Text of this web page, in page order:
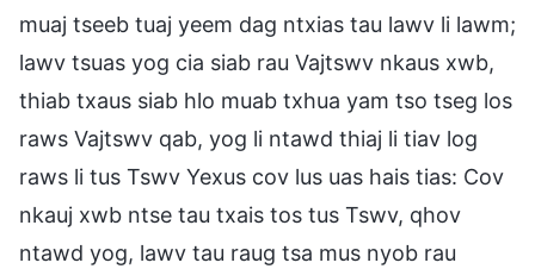
muaj tseeb tuaj yeem dag ntxias tau lawv li lawm;
lawv tsuas yog cia siab rau Vajtswv nkaus xwb,
thiab txaus siab hlo muab txhua yam tso tseg los
raws Vajtswv qab, yog li ntawd thiaj li tiav log
raws li tus Tswv Yexus cov lus uas hais tias: Cov
nkauj xwb ntse tau txais tos tus Tswv, qhov
ntawd yog, lawv tau raug tsa mus nyob rau